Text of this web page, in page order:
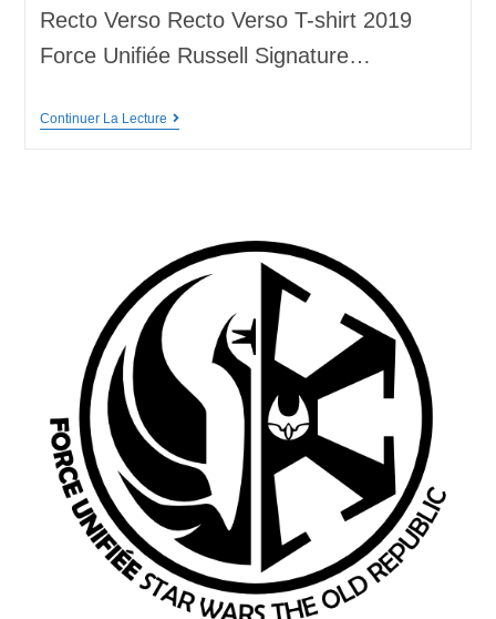
Recto Verso Recto Verso T-shirt 2019
Force Unifiée Russell Signature…
Continuer La Lecture